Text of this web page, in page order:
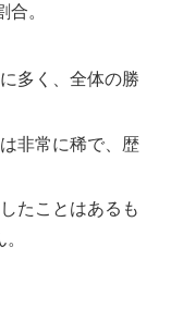
。
多く、全体の勝
非常に稀で、歴
たことはあるも